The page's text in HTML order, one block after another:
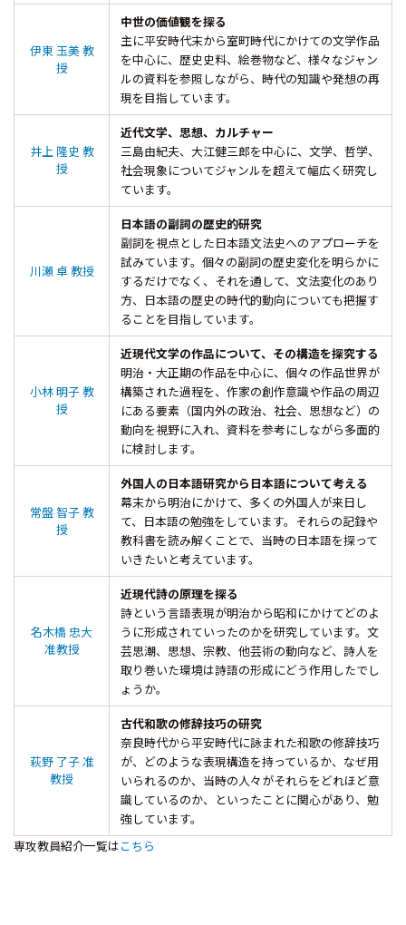
伊東 玉美 教
授
中世の価値観を探る
主に平安時代末から室町時代にかけての文学作品
を中心に、歴史史料、絵巻物など、様々なジャン
ルの資料を参照しながら、時代の知識や発想の再
現を目指しています。
井上 隆史 教
授
近代文学、思想、カルチャー
三島由紀夫、大江健三郎を中心に、文学、哲学、
社会現象についてジャンルを超えて幅広く研究し
ています。
川瀬 卓 教授
日本語の副詞の歴史的研究
副詞を視点とした日本語文法史へのアプローチを
試みています。個々の副詞の歴史変化を明らかに
するだけでなく、それを通して、文法変化のあり
方、日本語の歴史の時代的動向についても把握す
ることを目指しています。
小林 明子 教
授
近現代文学の作品について、その構造を探究する
明治・大正期の作品を中心に、個々の作品世界が
構築された過程を、作家の創作意識や作品の周辺
にある要素（国内外の政治、社会、思想など）の
動向を視野に入れ、資料を参考にしながら多面的
に検討します。
常盤 智子 教
授
外国人の日本語研究から日本語について考える
幕末から明治にかけて、多くの外国人が来日し
て、日本語の勉強をしています。それらの記録や
教科書を読み解くことで、当時の日本語を探って
いきたいと考えています。
名木橋 忠大
准教授
近現代詩の原理を探る
詩という言語表現が明治から昭和にかけてどのよ
うに形成されていったのかを研究しています。文
芸思潮、思想、宗教、他芸術の動向など、詩人を
取り巻いた環境は詩語の形成にどう作用したでし
ょうか。
萩野 了子 准
教授
古代和歌の修辞技巧の研究
奈良時代から平安時代に詠まれた和歌の修辞技巧
が、どのような表現構造を持っているか、なぜ用
いられるのか、当時の人々がそれらをどれほど意
識しているのか、といったことに関心があり、勉
強しています。
専攻教員紹介一覧はこちら